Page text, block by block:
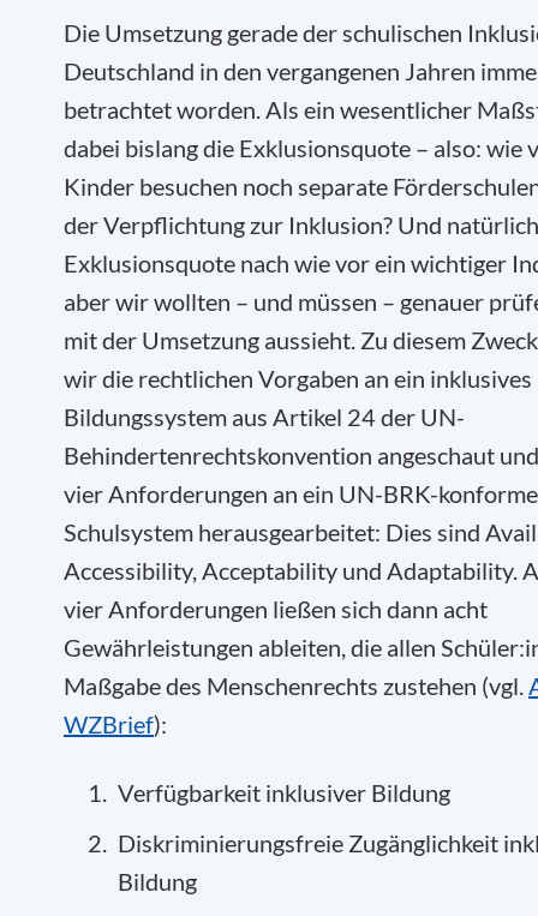
Die Umsetzung gerade der schulischen
Deutschland in den vergangenen Jahren
betrachtet worden. Als ein wesentlicher
dabei bislang die Exklusionsquote – also: wie
Kinder besuchen noch separate
der Verpflichtung zur Inklusion? Und
Exklusionsquote nach wie vor ein wichtiger
aber wir wollten – und müssen – genauer
mit der Umsetzung aussieht. Zu diesem
wir die rechtlichen Vorgaben an ein inklusives
Bildungssystem aus Artikel 24 der UN-
Behindertenrechtskonvention angeschaut
vier Anforderungen an ein UN-BRK-
Schulsystem herausgearbeitet: Dies sind
Accessibility, Acceptability und Adaptability.
vier Anforderungen ließen sich dann acht
Gewährleistungen ableiten, die allen
Maßgabe des Menschenrechts zustehen (vgl.
WZBrief):
Verfügbarkeit inklusiver Bildung
Diskriminierungsfreie Zugänglichkeit
Bildung